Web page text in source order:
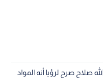
صلاح صرح لرؤيا أنه المواد